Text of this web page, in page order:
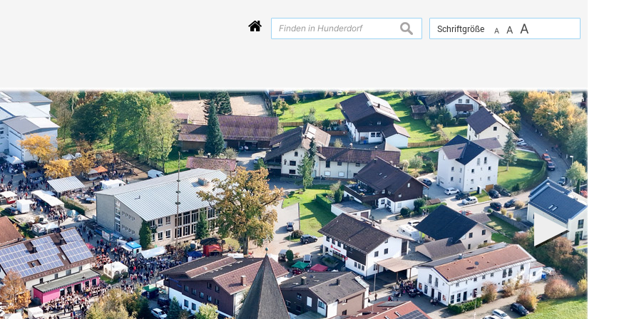
Schriftgröße A A A
suchen